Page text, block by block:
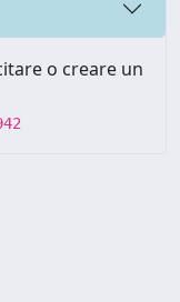
o creare un